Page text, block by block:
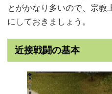
とがかなり多いので、宗教
にしておきましょう。
近接戦闘の基本